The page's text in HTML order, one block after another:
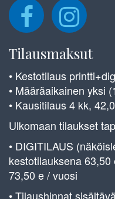
Tilausmaksut
• Kestotilaus
• Määräaikainen yksi
• Kausitilaus 4 kk,
Ulkomaan tilaukset
• DIGITILAUS
kestotilauksena
73,50 e / vuosi
• Tilaushinnat